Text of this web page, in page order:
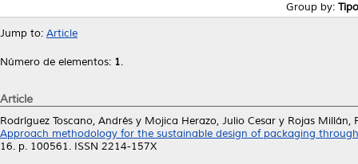
Group by:
Jump to: Article
Número de elementos: 1.
Article
Rodríguez Toscano, Andrés y Mojica Herazo, Julio Cesar y Rojas Millán,
Approach methodology for the sustainable design of packaging
16. p. 100561. ISSN 2214-157X